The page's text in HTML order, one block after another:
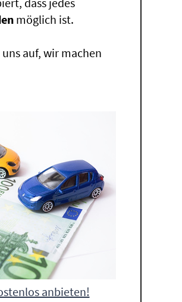
möglich ist.
uns auf, wir machen
anbieten!